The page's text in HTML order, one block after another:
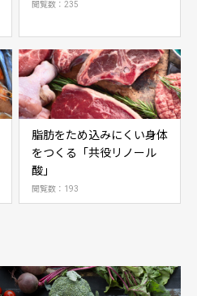
閲覧数：235
脂肪をため込みにくい身体
をつくる「共役リノール
酸」
閲覧数：193